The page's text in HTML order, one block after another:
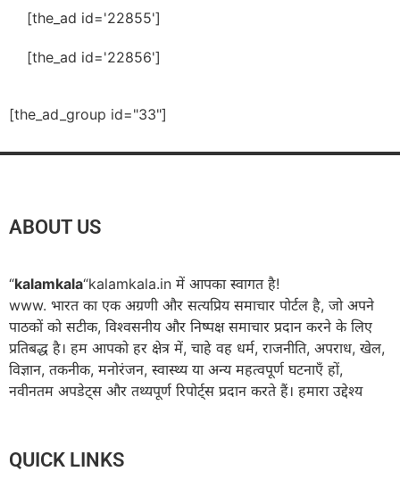
[the_ad id='22855']
[the_ad id='22856']
[the_ad_group id="33"]
ABOUT US
“kalamkala“kalamkala.in में आपका स्वागत है!
www. भारत का एक अग्रणी और सत्यप्रिय समाचार पोर्टल है, जो अपने
पाठकों को सटीक, विश्वसनीय और निष्पक्ष समाचार प्रदान करने के लिए
प्रतिबद्ध है। हम आपको हर क्षेत्र में, चाहे वह धर्म, राजनीति, अपराध, खेल,
विज्ञान, तकनीक, मनोरंजन, स्वास्थ्य या अन्य महत्वपूर्ण घटनाएँ हों,
नवीनतम अपडेट्स और तथ्यपूर्ण रिपोर्ट्स प्रदान करते हैं। हमारा उद्देश्य
QUICK LINKS